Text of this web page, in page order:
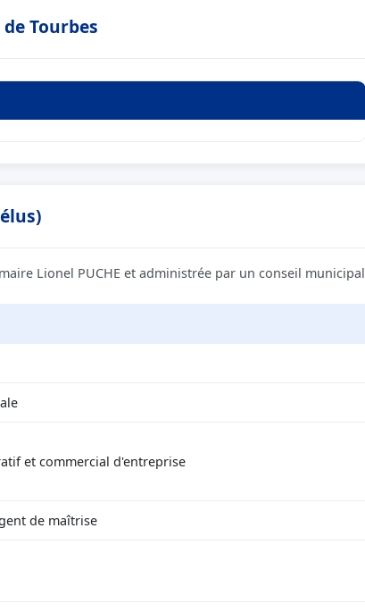
Tourbes
Lionel PUCHE et administrée par un conseil municipal
et commercial d'entreprise
de maîtrise